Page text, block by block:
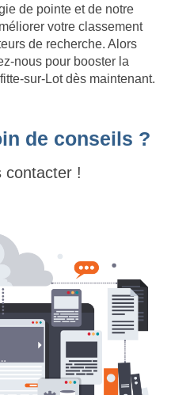
de pointe et de notre
votre classement
de recherche. Alors
nous pour booster la
sur-Lot dès maintenant.
de conseils ?
contacter !